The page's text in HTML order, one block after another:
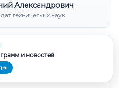
Александрович
технических наук
и новостей
➔